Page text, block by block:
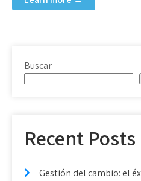
Buscar
Recent Posts
Gestión del cambio: el